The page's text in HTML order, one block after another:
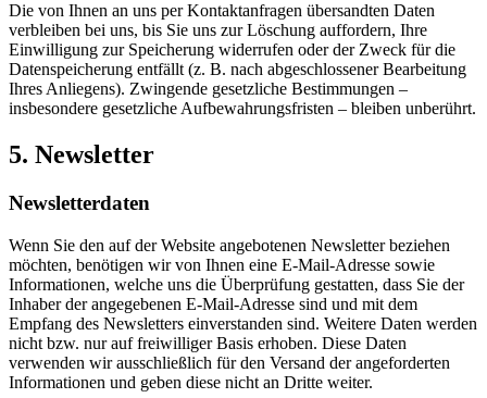
Die von Ihnen an uns per Kontaktanfragen übersandten Daten
verbleiben bei uns, bis Sie uns zur Löschung auffordern, Ihre
Einwilligung zur Speicherung widerrufen oder der Zweck für die
Datenspeicherung entfällt (z. B. nach abgeschlossener Bearbeitung
Ihres Anliegens). Zwingende gesetzliche Bestimmungen –
insbesondere gesetzliche Aufbewahrungsfristen – bleiben unberührt.
5. Newsletter
Newsletterdaten
Wenn Sie den auf der Website angebotenen Newsletter beziehen
möchten, benötigen wir von Ihnen eine E-Mail-Adresse sowie
Informationen, welche uns die Überprüfung gestatten, dass Sie der
Inhaber der angegebenen E-Mail-Adresse sind und mit dem
Empfang des Newsletters einverstanden sind. Weitere Daten werden
nicht bzw. nur auf freiwilliger Basis erhoben. Diese Daten
verwenden wir ausschließlich für den Versand der angeforderten
Informationen und geben diese nicht an Dritte weiter.